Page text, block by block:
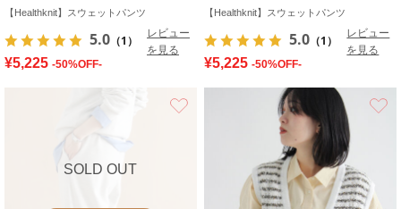
【Healthknit】スウェットパンツ
5.0 （1）
レビュー
を見る
¥5,225 -50%OFF-
【Healthknit】スウェットパンツ
5.0 （1）
レビュー
を見る
¥5,225 -50%OFF-
SOLD OUT